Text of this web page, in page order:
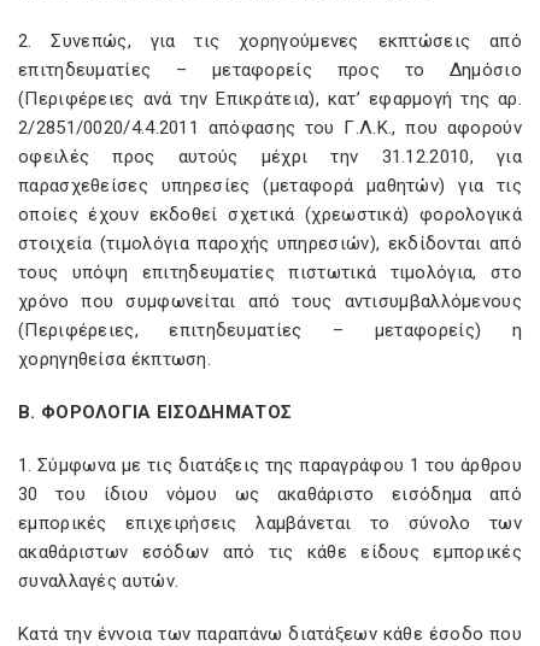
2. Συνεπώς, για τις χορηγούμενες εκπτώσεις από
επιτηδευματίες – μεταφορείς προς το Δημόσιο
(Περιφέρειες ανά την Επικράτεια), κατ’ εφαρμογή της αρ.
2/2851/0020/4.4.2011 απόφασης του Γ.Λ.Κ., που αφορούν
οφειλές προς αυτούς μέχρι την 31.12.2010, για
παρασχεθείσες υπηρεσίες (μεταφορά μαθητών) για τις
οποίες έχουν εκδοθεί σχετικά (χρεωστικά) φορολογικά
στοιχεία (τιμολόγια παροχής υπηρεσιών), εκδίδονται από
τους υπόψη επιτηδευματίες πιστωτικά τιμολόγια, στο
χρόνο που συμφωνείται από τους αντισυμβαλλόμενους
(Περιφέρειες, επιτηδευματίες – μεταφορείς) η
χορηγηθείσα έκπτωση.
Β. ΦΟΡΟΛΟΓΙΑ ΕΙΣΟΔΗΜΑΤΟΣ
1. Σύμφωνα με τις διατάξεις της παραγράφου 1 του άρθρου
30 του ίδιου νόμου ως ακαθάριστο εισόδημα από
εμπορικές επιχειρήσεις λαμβάνεται το σύνολο των
ακαθάριστων εσόδων από τις κάθε είδους εμπορικές
συναλλαγές αυτών.
Κατά την έννοια των παραπάνω διατάξεων κάθε έσοδο που